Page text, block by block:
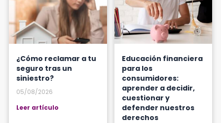
¿Cómo reclamar a tu
seguro tras un
siniestro?
05/08/2026
Leer artículo
Educación financiera
para los
consumidores:
aprender a decidir,
cuestionar y
defender nuestros
derechos